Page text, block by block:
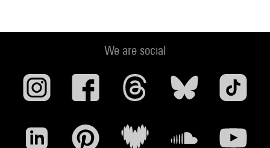
We are social